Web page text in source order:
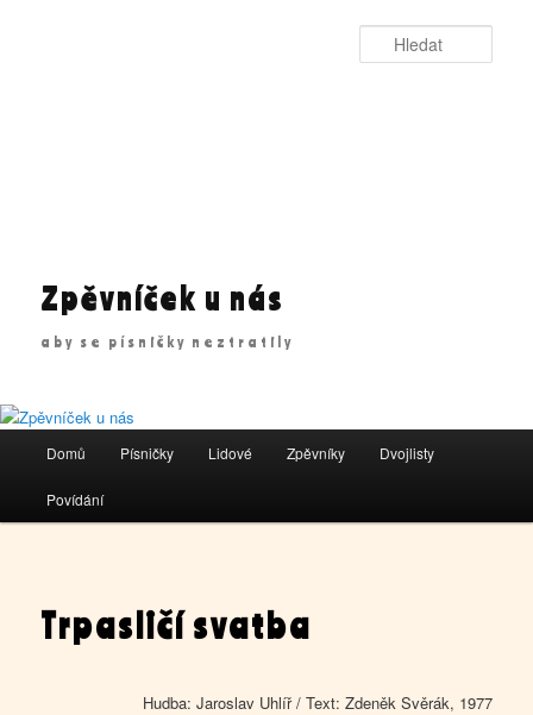
Zpěvníček u nás
aby se písničky neztratily
navigační
Domů Písničky Lidové Zpěvníky Dvojlisty
Povídání
Trpasličí svatba
Hudba: Jaroslav Uhlíř / Text: Zdeněk Svěrák, 1977